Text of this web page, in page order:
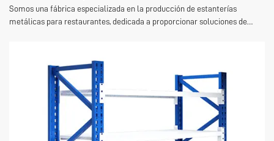
Somos una fábrica especializada en la producción de estanterías
metálicas para restaurantes, dedicada a proporcionar soluciones de
resistentes y duraderas, cumpliendo con los estrictos requisitos de
seguridad alimentaria y el entorno del restaurante, adecuadas para una
variedad de escenarios de uso tales como cocinas, almacenes y cocinas
traseras, ayudando a los restaurantes a mejorar la eficiencia de
almacenamiento y optimizar la utilización del espacio.